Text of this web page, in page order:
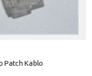
Patch Kablo